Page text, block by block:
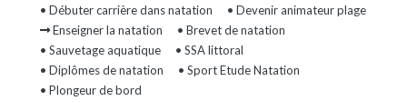
• Débuter carrière dans natation
• Devenir animateur plage
Enseigner la natation
• Brevet de natation
• Sauvetage aquatique
• SSA littoral
• Diplômes de natation
• Sport Etude Natation
• Plongeur de bord